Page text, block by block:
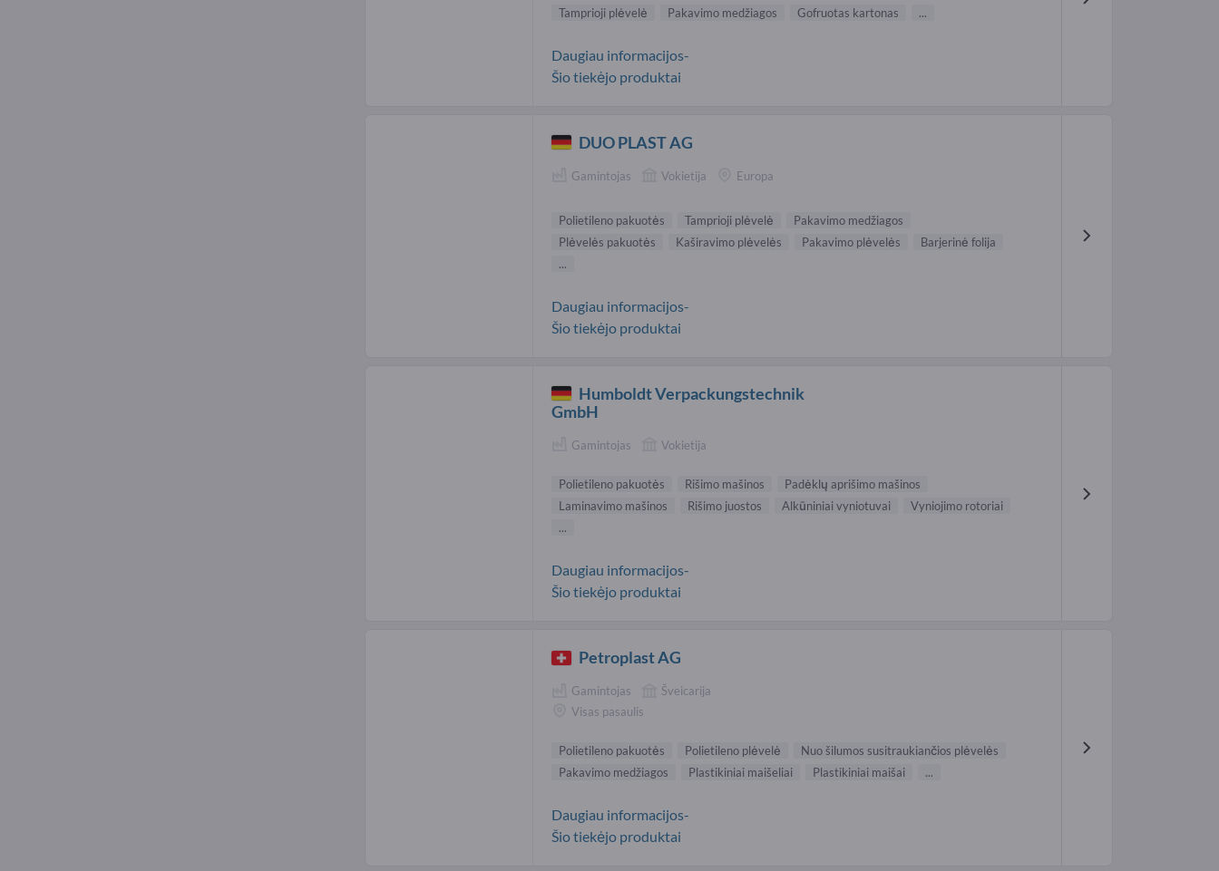
Tamprioji plėvelė
Pakavimo medžiagos Gofruotas kartonas ...
Daugiau informacijos-
Šio tiekėjo produktai
DUO PLAST AG
Gamintojas Vokietija Europa
Polietileno pakuotės Tamprioji plėvelė
Pakavimo medžiagos
Plėvelės pakuotės
Kaširavimo plėvelės Pakavimo plėvelės
Barjerinė folija
...
Daugiau informacijos-
Šio tiekėjo produktai
Humboldt Verpackungstechnik
GmbH
Gamintojas Vokietija
Polietileno pakuotės Rišimo mašinos
Padėklų aprišimo mašinos
Laminavimo mašinos
Rišimo juostos Alkūniniai vyniotuvai
Vyniojimo rotoriai
...
Daugiau informacijos-
Šio tiekėjo produktai
Petroplast AG
Gamintojas
Šveicarija
Visas pasaulis
Polietileno pakuotės Polietileno plėvelė
Nuo šilumos susitraukiančios plėvelės
Pakavimo medžiagos
Plastikiniai maišeliai Plastikiniai maišai ...
Daugiau informacijos-
Šio tiekėjo produktai